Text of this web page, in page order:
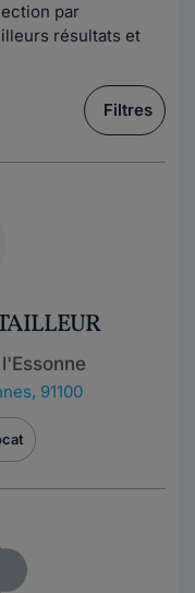
par
résultats et
Filtres
91100